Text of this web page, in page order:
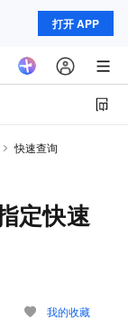
打开 APP
快速查询
定快速
我的收藏